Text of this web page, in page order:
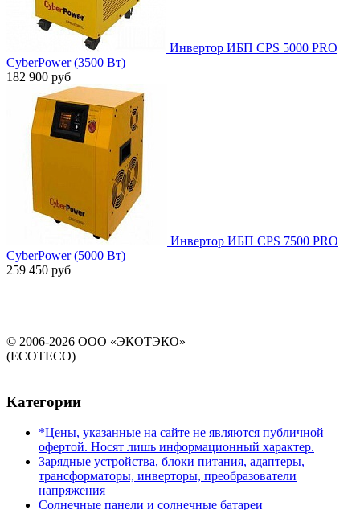
Инвертор ИБП CPS 5000 PRO
CyberPower (3500 Вт)
182 900 руб
Инвертор ИБП CPS 7500 PRO
CyberPower (5000 Вт)
259 450 руб
© 2006-2026 ООО «ЭКОТЭКО»
(ECOTECO)
Категории
*Цены, указанные на сайте не являются публичной
офертой. Носят лишь информационный характер.
Зарядные устройства, блоки питания, адаптеры,
трансформаторы, инверторы, преобразователи
напряжения
Солнечные панели и солнечные батареи